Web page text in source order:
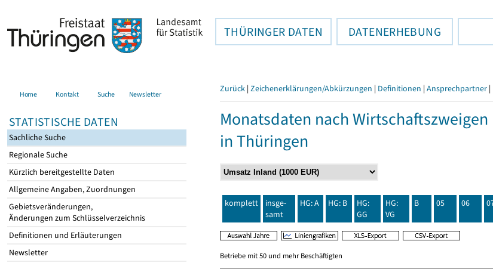
THÜRINGER DATEN DATENERHEBUNG
Home Kontakt Suche Newsletter
STATISTISCHE DATEN
Sachliche Suche
Regionale Suche
Kürzlich bereitgestellte Daten
Allgemeine Angaben, Zuordnungen
Gebietsveränderungen,
Änderungen zum Schlüsselverzeichnis
Definitionen und Erläuterungen
Newsletter
Zurück | Zeichenerklärungen/Abkürzungen | Definitionen | Ansprechpartner |
Monatsdaten nach
in Thüringen
komplett
insge-
samt
HG: A HG: B
HG:
GG
HG:
VG
B 05 06
Betriebe mit 50 und mehr Beschäftigten